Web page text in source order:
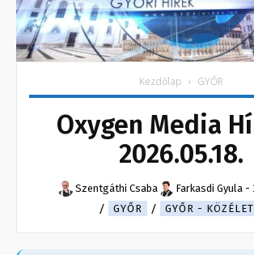
Kezdőlap GYŐR
Oxygen Media
2026.05.18.
Szentgáthi Csaba Farkasdi Gyula -
GYŐR
GYŐR - KÖZÉLET